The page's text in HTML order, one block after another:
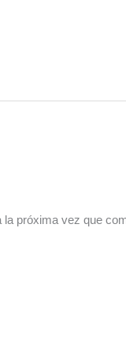
próxima vez que